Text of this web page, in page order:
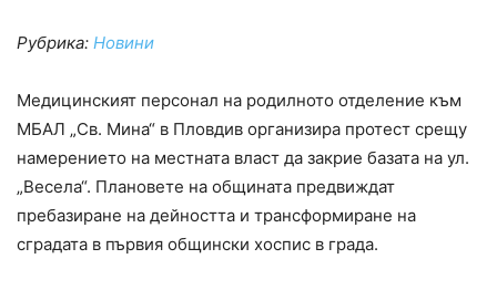
Рубрика: Новини
Медицинският персонал на родилното отделение към
МБАЛ „Св. Мина“ в Пловдив организира протест срещу
намерението на местната власт да закрие базата на ул.
„Весела“. Плановете на общината предвиждат
пребазиране на дейността и трансформиране на
сградата в първия общински хоспис в града.